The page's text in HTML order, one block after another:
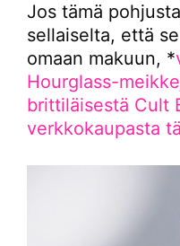
Jos tämä
sellaiselta, että
omaan makuun, *
Hourglass-
brittiläisestä Cult
verkkokaupasta